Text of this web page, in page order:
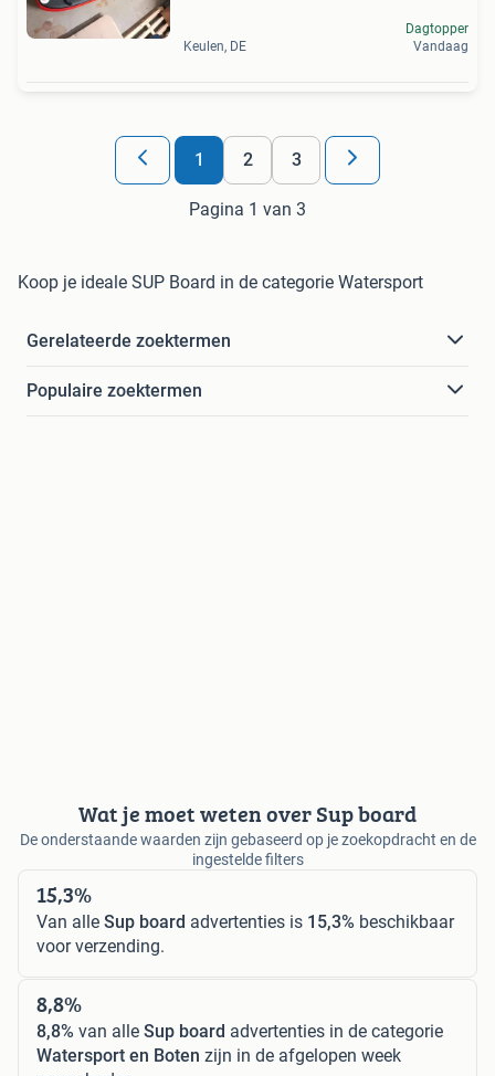
Keulen, DE
Dagtopper
Vandaag
1 2 3
Pagina 1 van 3
Koop je ideale SUP Board in de categorie Watersport
Gerelateerde zoektermen
Populaire zoektermen
Wat je moet weten over Sup board
De onderstaande waarden zijn gebaseerd op je zoekopdracht en de
ingestelde filters
15,3%
Van alle Sup board advertenties is 15,3% beschikbaar
voor verzending.
8,8%
8,8% van alle Sup board advertenties in de categorie
Watersport en Boten zijn in de afgelopen week